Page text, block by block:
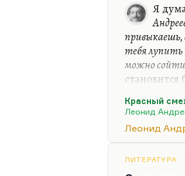
Я
тебя лупить
можно
Но сам
Андреев
писатель.
проходим
Красный
Леонид
Леонид
ЛИТЕРАТУРА